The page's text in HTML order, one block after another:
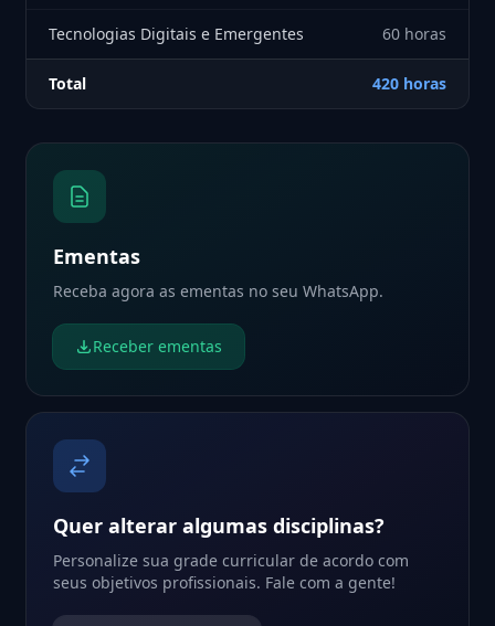
Tecnologias Digitais e Emergentes 60 horas
Total 420 horas
Ementas
Receba agora as ementas no seu WhatsApp.
Receber ementas
Quer alterar algumas disciplinas?
Personalize sua grade curricular de acordo com
seus objetivos profissionais. Fale com a gente!